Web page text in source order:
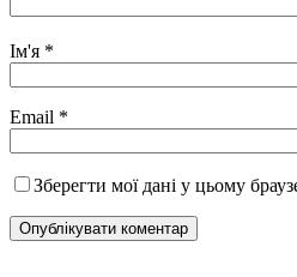
Ім'я *
Email *
Зберегти мої дані у цьому